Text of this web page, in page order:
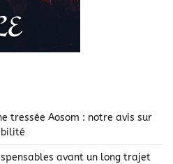
tressée Aosom : notre avis sur
avant un long trajet